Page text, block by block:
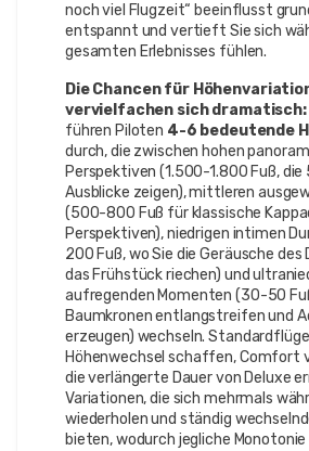
noch viel Flugzeit“ beeinflusst
entspannt und vertieft Sie sich
gesamten Erlebnisses fühlen.
Die Chancen für
vervielfachen sich dramatisch:
führen Piloten 4-6 bedeutende
durch, die zwischen hohen
Perspektiven (1.500-1.800 Fuß,
Ausblicke zeigen), mittleren
(500-800 Fuß für klassische
Perspektiven), niedrigen intimen
200 Fuß, wo Sie die Geräusche des
das Frühstück riechen) und
aufregenden Momenten (30-50
Baumkronen entlangstreifen und
erzeugen) wechseln.
Höhenwechsel schaffen, Comfort
die verlängerte Dauer von Deluxe
Variationen, die sich mehrmals
wiederholen und ständig
bieten, wodurch jegliche